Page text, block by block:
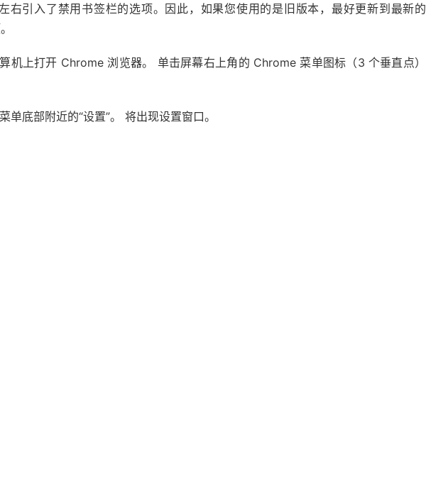
右引入了禁用书签栏的选项。因此，如果您使用的是旧版本，最好更新到最新的
机上打开 Chrome 浏览器。 单击屏幕右上角的 Chrome 菜单图标（3 个垂直点）
单底部附近的“设置”。 将出现设置窗口。